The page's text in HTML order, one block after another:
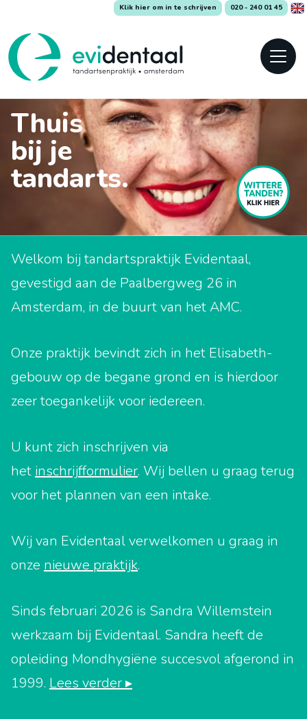
Klik hier om in te schrijven 020 - 240 01 45
Thuis
bij je
tandarts.
Welkom bij tandartspraktijk Evidentaal,
gevestigd aan de Paalbergweg 26 in
Amsterdam, in de buurt van het AMC.
Onze praktijk bevindt zich in het Elisabeth-
gebouw op de begane grond en is hierdoor
zeer toegankelijk voor iedereen.
U kunt zich inschrijven via
het inschrijfformulier. Wij bellen u graag terug
voor het plannen van een intake.
Wij van Evidentaal verwelkomen u graag in
onze nieuwe praktijk.
Sinds februari 2026 is Sandra Willemstein
werkzaam bij Evidentaal. Sandra heeft de
opleiding Mondhygiëne succesvol afgerond in
1999. Lees verder ▸